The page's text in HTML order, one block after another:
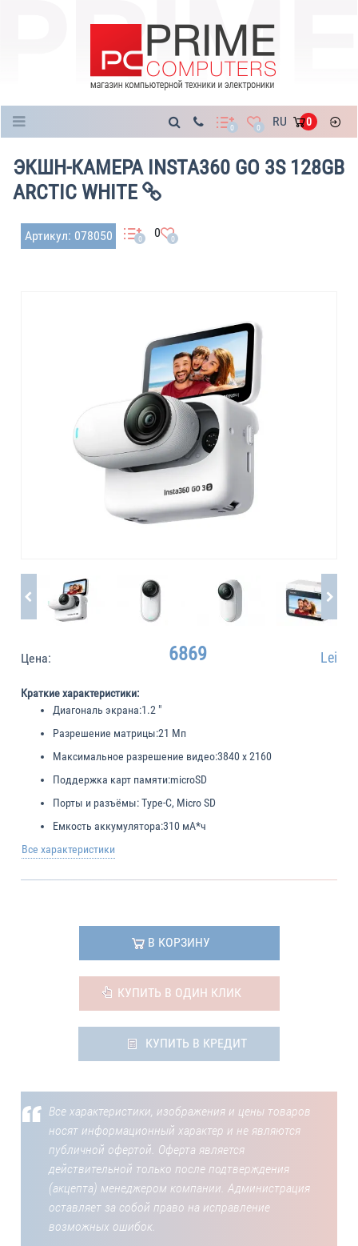
0 0 RU 0
ЭКШН-КАМЕРА INSTA360 GO 3S 128GB
ARCTIC WHITE
Артикул: 078050 0 0 0
Цена: 6869 Lei
Краткие характеристики:
Диагональ экрана:1.2 "
Разрешение матрицы:21 Мп
Максимальное разрешение видео:3840 x 2160
Поддержка карт памяти:microSD
Порты и разъёмы:Type-C, Micro SD
Емкость аккумулятора:310 мА*ч
Все характеристики
В КОРЗИНУ
КУПИТЬ В ОДИН КЛИК
КУПИТЬ В КРЕДИТ
Все характеристики, изображения и цены товаров
носят информационный характер и не являются
публичной офертой. Оферта является
действительной только после подтверждения
(акцепта) менеджером компании. Администрация
оставляет за собой право на исправление
возможных ошибок.